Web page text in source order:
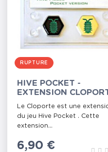
RUPTURE
HIVE POCKET -
EXTENSION
(THE PILLBUG)
Le Cloporte est une
du jeu Hive Pocket . Cette
extension...
Prix
6,90 €